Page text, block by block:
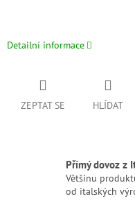
Detailní informace
ZEPTAT SE HLÍDAT
Přímý dovoz z
Většinu
od italských